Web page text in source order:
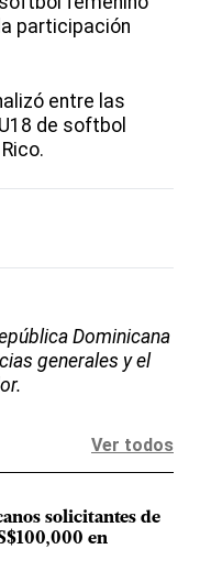
participación
entre las
de softbol
Dominicana
generales y el
Ver todos
solicitantes de
en